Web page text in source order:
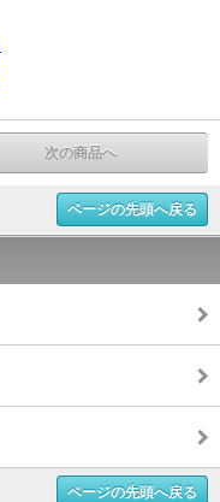
次の商品へ
ページの先頭へ戻る
ページの先頭へ戻る